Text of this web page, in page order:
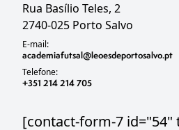
Rua Basílio Teles, 2
2740-025 Porto Salvo
E-mail:
academiafutsal@leoesdeportosalvo.pt
Telefone:
+351 214 214 705
[contact-form-7 id="54"